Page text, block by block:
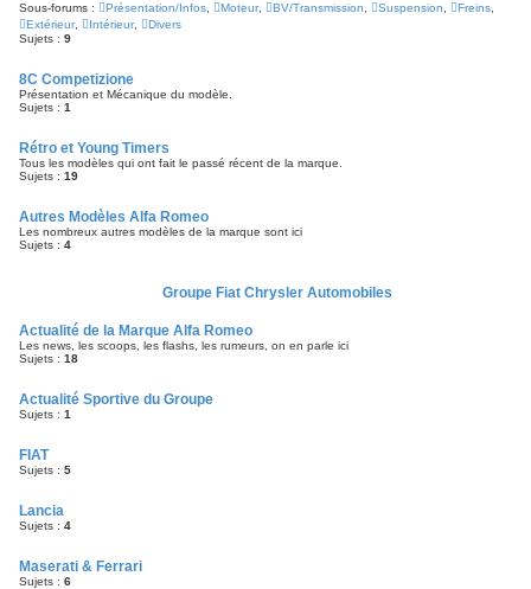
Sous-forums :
Présentation/Infos Moteur, BV/Transmission Suspension Freins
Extérieur, Intérieur,
Divers
Sujets : 9
8C Competizione
Présentation et Mécanique du modèle.
Sujets : 1
Rétro et Young Timers
Tous les modèles qui ont fait le passé récent de la marque.
Sujets : 19
Autres Modèles Alfa Romeo
Les nombreux autres modèles de la marque sont ici
Sujets : 4
Groupe Fiat Chrysler Automobiles
Actualité de la Marque Alfa Romeo
Les news, les scoops, les flashs, les rumeurs, on en parle ici
Sujets : 18
Actualité Sportive du Groupe
Sujets : 1
FIAT
Sujets : 5
Lancia
Sujets : 4
Maserati & Ferrari
Sujets : 6